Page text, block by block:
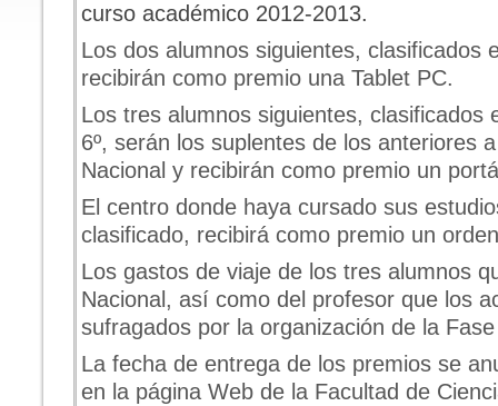
curso académico 2012-2013.
Los dos alumnos siguientes, clasificados
recibirán como premio una Tablet PC.
Los tres alumnos siguientes, clasificados
6º, serán los suplentes de los anteriores
Nacional y recibirán como premio un
El centro donde haya cursado sus
clasificado, recibirá como premio un
Los gastos de viaje de los tres alumnos
Nacional, así como del profesor que los
sufragados por la organización de la
La fecha de entrega de los premios se
en la página Web de la Facultad de